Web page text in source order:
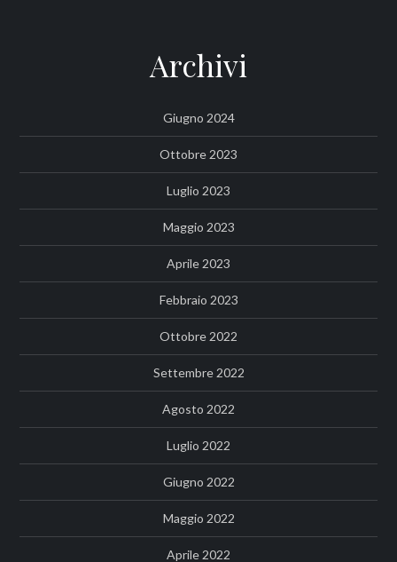
Archivi
Giugno 2024
Ottobre 2023
Luglio 2023
Maggio 2023
Aprile 2023
Febbraio 2023
Ottobre 2022
Settembre 2022
Agosto 2022
Luglio 2022
Giugno 2022
Maggio 2022
Aprile 2022